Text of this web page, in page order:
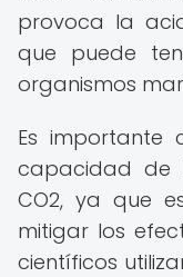
provoca la
que puede
organismos
Es importante
capacidad de
CO2, ya que
mitigar los
científicos